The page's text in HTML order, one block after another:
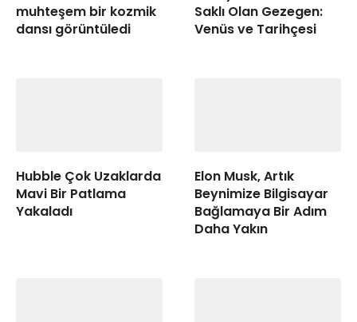
muhteşem bir kozmik
dansı görüntüledi
Saklı Olan Gezegen:
Venüs ve Tarihçesi
Hubble Çok Uzaklarda
Mavi Bir Patlama
Yakaladı
Elon Musk, Artık
Beynimize Bilgisayar
Bağlamaya Bir Adım
Daha Yakın